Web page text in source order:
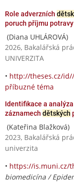
Role adverzních
poruch příjmu potravy
(Diana UHLÁROVÁ)
2026, Bakalářská
UNIVERZITA
• http://theses.cz/
příbuzné téma
Identifikace a
záznamech dětských
(Kateřina Blažková)
2023, Bakalářská
univerzita
• https://is.muni.cz/
biomedicína /